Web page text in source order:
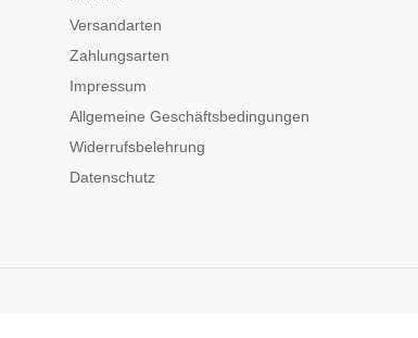
Versandarten
Zahlungsarten
Impressum
Allgemeine Geschäftsbedingungen
Widerrufsbelehrung
Datenschutz